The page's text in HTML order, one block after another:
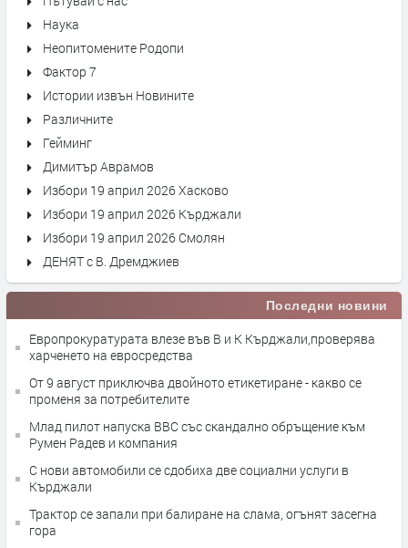
Наука
Неопитомените Родопи
Фактор 7
Истории извън Новините
Различните
Гейминг
Димитър Аврамов
Избори 19 април 2026 Хасково
Избори 19 април 2026 Кърджали
Избори 19 април 2026 Смолян
ДЕНЯТ с В. Дремджиев
Последни новини
Европрокуратурата влезе във В и К Кърджали,проверява
харченето на евросредства
От 9 август приключва двойното етикетиране - какво се
променя за потребителите
Млад пилот напуска ВВС със скандално обръщение към
Румен Радев и компания
С нови автомобили се сдобиха две социални услуги в
Кърджали
Трактор се запали при балиране на слама, огънят засегна
гора